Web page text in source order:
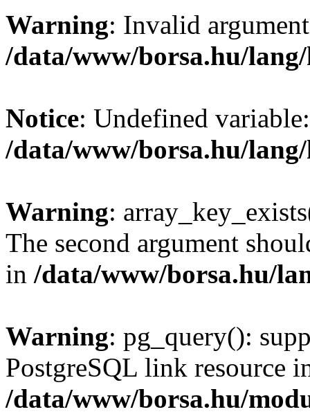
Warning: Invalid
/data/www/borsa.hu/
Notice: Undefined
/data/www/borsa.hu/
Warning:
The second argument
in /data/www/borsa.hu/
Warning: pg_query():
PostgreSQL link resource
/data/www/borsa.hu/